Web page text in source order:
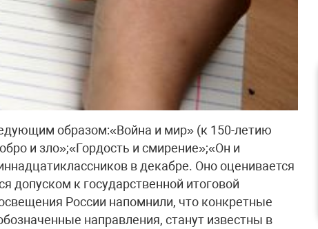
образом:«Война и мир» (к 150-летию
и зло»;«Гордость и смирение»;«Он и
в декабре. Оно оценивается
допуском к государственной итоговой
России напомнили, что конкретные
направления, станут известны в